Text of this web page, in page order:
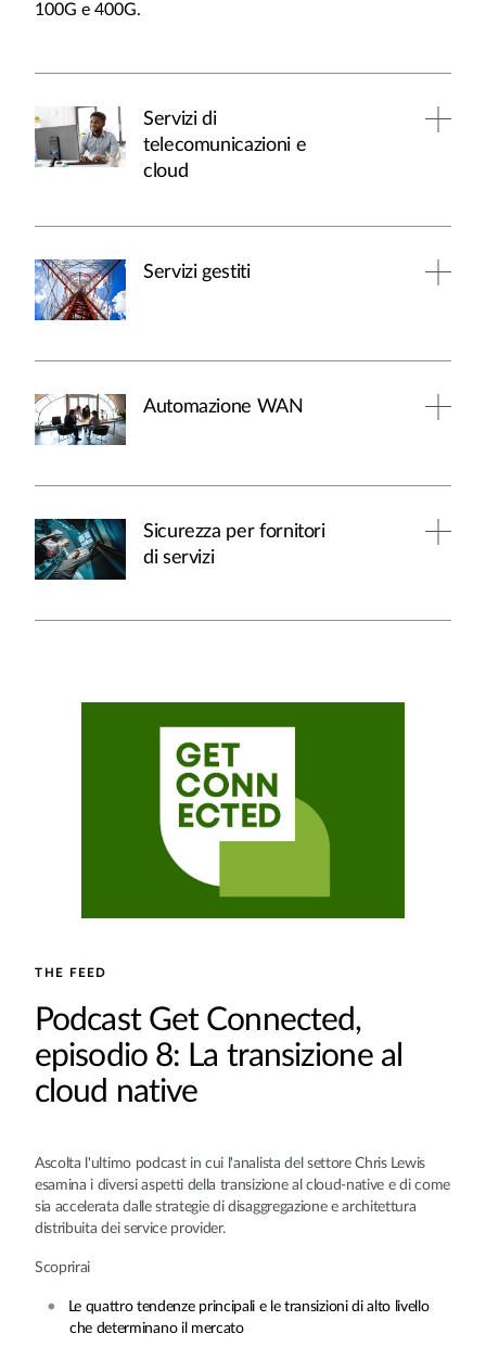
100G e 400G.
Servizi di
telecomunicazioni e
cloud
Servizi gestiti
Automazione WAN
Sicurezza per fornitori
di servizi
THE FEED
Podcast Get Connected,
episodio 8: La transizione al
cloud native
Ascolta l'ultimo podcast in cui l'analista del settore Chris Lewis
esamina i diversi aspetti della transizione al cloud-native e di come
sia accelerata dalle strategie di disaggregazione e architettura
distribuita dei service provider.
Scoprirai
Le quattro tendenze principali e le transizioni di alto livello
che determinano il mercato